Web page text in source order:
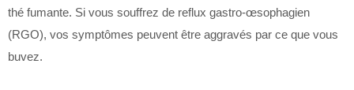
thé fumante. Si vous souffrez de reflux gastro-œsophagien
(RGO), vos symptômes peuvent être aggravés par ce que vous
buvez.